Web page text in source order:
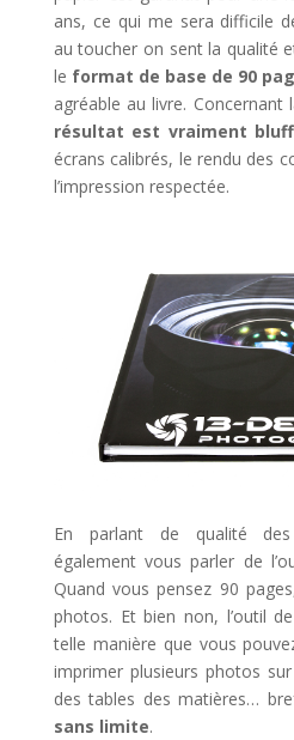
ans, ce qui me sera difficile
au toucher on sent la qualité
le format de base de 90
agréable au livre.
résultat est vraiment
écrans calibrés, le rendu des
l’impression respectée.
En parlant de qualité
également vous parler de
Quand vous pensez 90
photos. Et bien non, l’outil
telle manière que vous
imprimer plusieurs photos
des tables des matières…
sans limite.